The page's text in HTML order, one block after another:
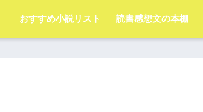
おすすめ小説リスト 読書感想文の本棚